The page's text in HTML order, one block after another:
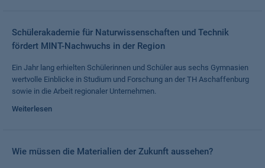
Schülerakademie für Naturwissenschaften und Technik
fördert MINT-Nachwuchs in der Region
Ein Jahr lang erhielten Schülerinnen und Schüler aus sechs Gymnasien
wertvolle Einblicke in Studium und Forschung an der TH Aschaffenburg
sowie in die Arbeit regionaler Unternehmen.
Weiterlesen
Wie müssen die Materialien der Zukunft aussehen?